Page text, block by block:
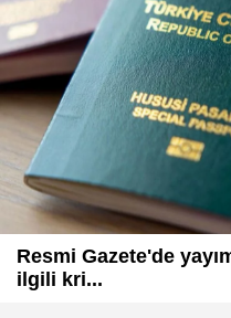
Resmi Gazete'de
ilgili kri...